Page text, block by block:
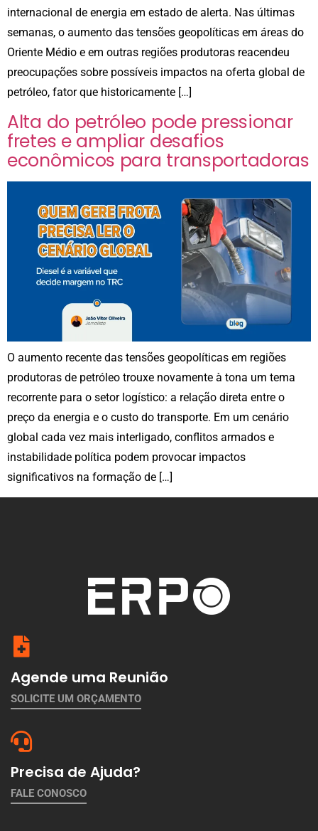
internacional de energia em estado de alerta. Nas últimas
semanas, o aumento das tensões geopolíticas em áreas do
Oriente Médio e em outras regiões produtoras reacendeu
preocupações sobre possíveis impactos na oferta global de
petróleo, fator que historicamente […]
Alta do petróleo pode pressionar
fretes e ampliar desafios
econômicos para transportadoras
O aumento recente das tensões geopolíticas em regiões
produtoras de petróleo trouxe novamente à tona um tema
recorrente para o setor logístico: a relação direta entre o
preço da energia e o custo do transporte. Em um cenário
global cada vez mais interligado, conflitos armados e
instabilidade política podem provocar impactos
significativos na formação de […]
Agende uma Reunião
SOLICITE UM ORÇAMENTO
Precisa de Ajuda?
FALE CONOSCO